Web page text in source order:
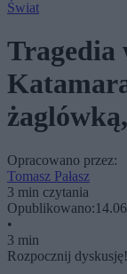
Świat
Tragedia
Opracowano przez:
Tomasz Pałasz
3 min czytania
Opublikowano:
•
3 min
Rozpocznij dyskusję!